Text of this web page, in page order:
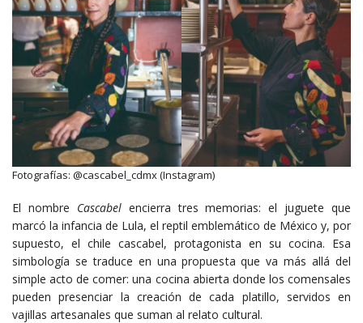
Fotografías: @cascabel_cdmx (Instagram)
El nombre Cascabelencierra tres memorias: el juguete que
marcó la infancia de Lula, el reptil emblemático de México y, por
supuesto, el chile cascabel, protagonista en su cocina. Esa
simbología se traduce en una propuesta que va más allá del
simple acto de comer: una cocina abierta donde los comensales
pueden presenciar la creación de cada platillo, servidos en
vajillas artesanales que suman al relato cultural.